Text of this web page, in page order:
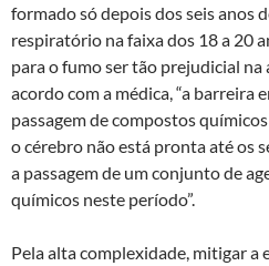
formado só depois dos seis anos
respiratório na faixa dos 18 a 20
para o fumo ser tão prejudicial na
acordo com a médica, “a barreira
passagem de compostos
o cérebro não está pronta até os
a passagem de um conjunto de
químicos neste período”.
Pela alta complexidade, mitigar a